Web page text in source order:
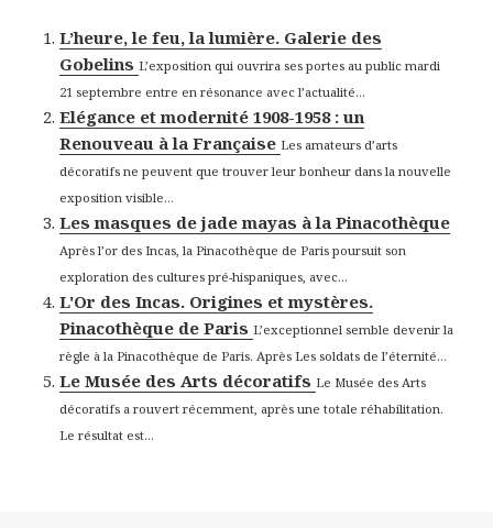
L’heure, le feu, la lumière. Galerie des
Gobelins L’exposition qui ouvrira ses portes au public mardi
21 septembre entre en résonance avec l’actualité...
Elégance et modernité 1908-1958 : un
Renouveau à la Française Les amateurs d’arts
décoratifs ne peuvent que trouver leur bonheur dans la nouvelle
exposition visible...
Les masques de jade mayas à la Pinacothèque
Après l’or des Incas, la Pinacothèque de Paris poursuit son
exploration des cultures pré-hispaniques, avec...
L'Or des Incas. Origines et mystères.
Pinacothèque de Paris L’exceptionnel semble devenir la
règle à la Pinacothèque de Paris. Après Les soldats de l’éternité...
Le Musée des Arts décoratifs Le Musée des Arts
décoratifs a rouvert récemment, après une totale réhabilitation.
Le résultat est...